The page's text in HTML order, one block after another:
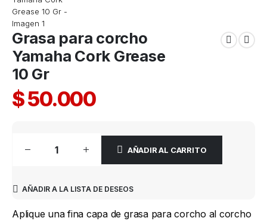
Grasa para corcho
Yamaha Cork Grease
10 Gr
$50.000
AÑADIR AL CARRITO
AÑADIR A LA LISTA DE DESEOS
Aplique una fina capa de grasa para corcho al corcho